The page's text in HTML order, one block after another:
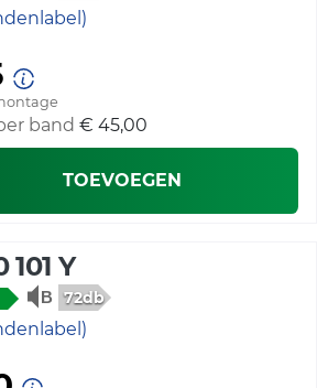
band € 45,00
TOEVOEGEN
101 Y
72db